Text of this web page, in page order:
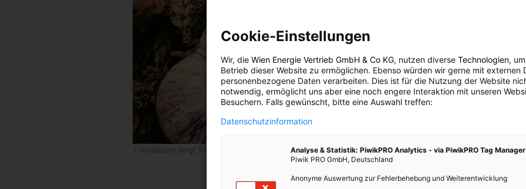
1. Knoblauch sorgt für gute Durchblutung und wärmt deshalb. - Fotocredit: pixabay/LoboStudioHamburg
Cookie-Einstellungen
Wir, die Wien Energie Vertrieb GmbH & Co KG, nutzen diverse Technologien,
Betrieb dieser Website zu ermöglichen. Ebenso würden wir gerne mit externen
personenbezogene Daten verarbeiten. Dies ist für die Nutzung der Website
notwendig, ermöglicht uns aber eine noch engere Interaktion mit unseren
Besuchern. Falls gewünscht, bitte eine Auswahl treffen:
Datenschutzinformation
Analyse & Statistik: PiwikPRO Analytics - via PiwikPRO Tag Manager
Piwik PRO GmbH, Deutschland
Anonyme Auswertung zur Fehlerbehebung und Weiterentwicklung